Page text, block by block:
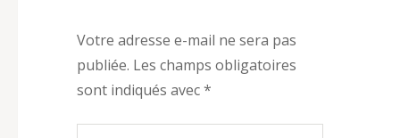
Votre adresse e-mail ne sera pas
publiée. Les champs obligatoires
sont indiqués avec*